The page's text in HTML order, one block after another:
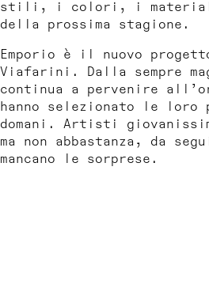
stili, i colori, i materiali
della prossima stagione.
Emporio è il nuovo
Viafarini. Dalla sempre
continua a pervenire
hanno selezionato le
domani. Artisti
ma non abbastanza, da
mancano le sorprese.